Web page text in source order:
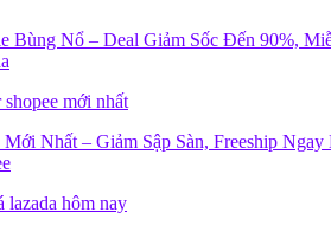
Bùng Nổ – Deal Giảm Sốc Đến 90%,
Mới Nhất – Giảm Sập Sàn, Freeship